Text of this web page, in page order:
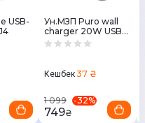
USB-
Ун.МЗП Puro wall
charger 20W USB-
C GaN темно-сірий
Кешбек37 ₴
1 099 -32%
749₴